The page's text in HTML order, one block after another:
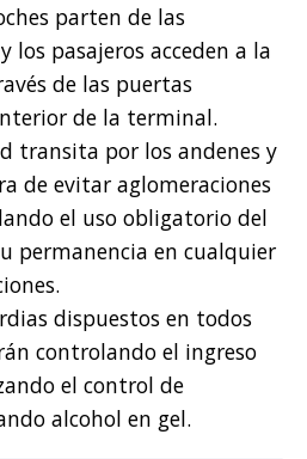
parten de las
los pasajeros acceden a la
de las puertas
de la terminal.
transita por los andenes y
de evitar aglomeraciones
el uso obligatorio del
permanencia en cualquier
dispuestos en todos
controlando el ingreso
el control de
alcohol en gel.